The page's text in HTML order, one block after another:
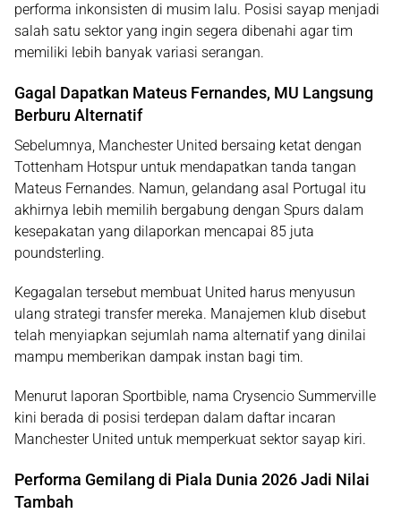
performa inkonsisten di musim lalu. Posisi sayap menjadi
salah satu sektor yang ingin segera dibenahi agar tim
memiliki lebih banyak variasi serangan.
Gagal Dapatkan Mateus Fernandes, MU Langsung
Berburu Alternatif
Sebelumnya, Manchester United bersaing ketat dengan
Tottenham Hotspur untuk mendapatkan tanda tangan
Mateus Fernandes. Namun, gelandang asal Portugal itu
akhirnya lebih memilih bergabung dengan Spurs dalam
kesepakatan yang dilaporkan mencapai 85 juta
poundsterling.
Kegagalan tersebut membuat United harus menyusun
ulang strategi transfer mereka. Manajemen klub disebut
telah menyiapkan sejumlah nama alternatif yang dinilai
mampu memberikan dampak instan bagi tim.
Menurut laporan Sportbible, nama Crysencio Summerville
kini berada di posisi terdepan dalam daftar incaran
Manchester United untuk memperkuat sektor sayap kiri.
Performa Gemilang di Piala Dunia 2026 Jadi Nilai
Tambah